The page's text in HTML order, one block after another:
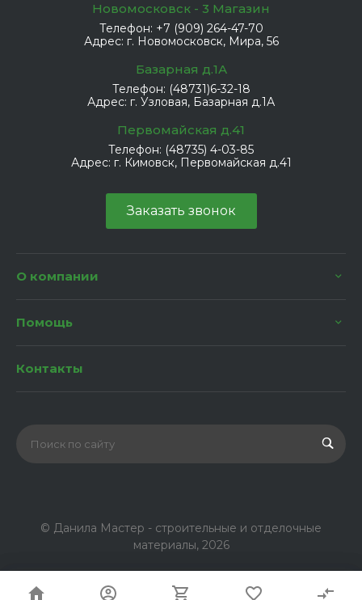
Новомосковск - 3 Магазин
Телефон: +7 (909) 264-47-70
Адрес: г. Новомосковск, Мира, 56
Базарная д.1А
Телефон: (48731)6-32-18
Адрес: г. Узловая, Базарная д.1А
Первомайская д.41
Телефон: (48735) 4-03-85
Адрес: г. Кимовск, Первомайская д.41
Заказать звонок
О компании
Помощь
Контакты
© Данила Мастер - строительные и отделочные
материалы, 2026